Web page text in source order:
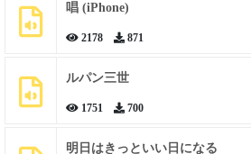
唱 (iPhone)
2178 871
ルパン三世
1751 700
明日はきっといい日になる